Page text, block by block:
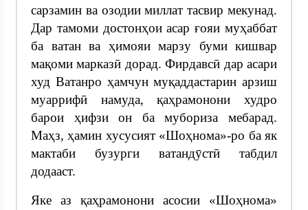
сарзамин ва озодии миллат тасвир мекунад.
Дар тамоми достонҳои асар ғояи муҳаббат
ба ватан ва ҳимояи марзу буми кишвар
мақоми марказӣ дорад. Фирдавсӣ дар асари
худ Ватанро ҳамчун муқаддастарин арзиш
муаррифӣ намуда, қаҳрамонони худро
барои ҳифзи он ба мубориза мебарад.
Маҳз, ҳамин хусусият «Шоҳнома»-ро ба як
мактаби бузурги ватандӯстӣ табдил
додааст.
Яке аз қаҳрамонони асосии «Шоҳнома»